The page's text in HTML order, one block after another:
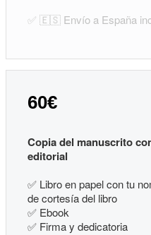
✅ 🇪🇸 Envío a España
60€
Copia del manuscrito
editorial
✅ Libro en papel con tu
de cortesía del libro
✅ Ebook
✅ Firma y dedicatoria